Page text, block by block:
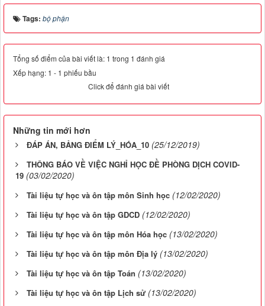
Tags: bộ phận
Tổng số điểm của bài viết là: 1 trong 1 đánh giá
Xếp hạng: 1 - 1 phiếu bầu
Click để đánh giá bài viết
Những tin mới hơn
ĐÁP ÁN, BẢNG ĐIỂM LÝ_HÓA_10 (25/12/2019)
THÔNG BÁO VỀ VIỆC NGHỈ HỌC ĐỀ PHÒNG DỊCH COVID-
19 (03/02/2020)
Tài liệu tự học và ôn tập môn Sinh học (12/02/2020)
Tài liệu tự học và ôn tập GDCD (12/02/2020)
Tài liệu tự học và ôn tập môn Hóa học (13/02/2020)
Tài liệu tự học và ôn tập môn Địa lý (13/02/2020)
Tài liệu tự học và ôn tập Toán (13/02/2020)
Tài liệu tự học và ôn tập Lịch sử (13/02/2020)